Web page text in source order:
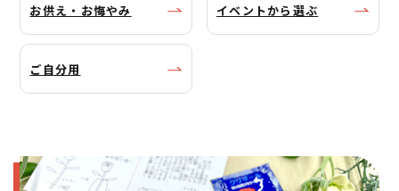
お供え・お悔やみ イベントから選ぶ
ご自分用